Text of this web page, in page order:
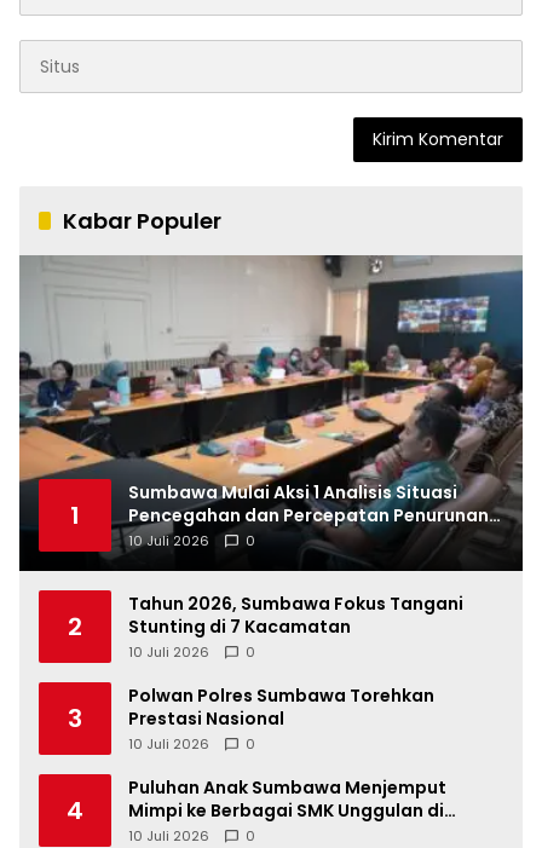
Kabar Populer
1
Sumbawa Mulai Aksi 1 Analisis Situasi
Pencegahan dan Percepatan Penurunan
Stunting Tahun 2026
10 Juli 2026 0
2
Tahun 2026, Sumbawa Fokus Tangani
Stunting di 7 Kacamatan
10 Juli 2026 0
3
Polwan Polres Sumbawa Torehkan
Prestasi Nasional
10 Juli 2026 0
4
Puluhan Anak Sumbawa Menjemput
Mimpi ke Berbagai SMK Unggulan di
Indonesia
10 Juli 2026 0